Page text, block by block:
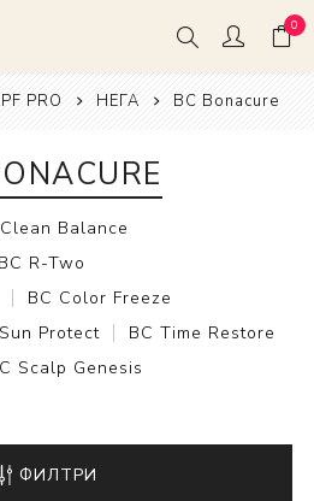
0
PRO НЕГА BC Bonacure
Balance
BC R-Two
BC Color Freeze
Protect
BC Time Restore
Scalp Genesis
ФИЛТРИ